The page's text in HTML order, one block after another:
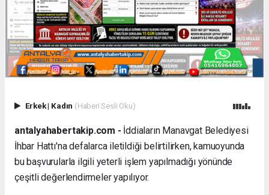
Erkek| Kadın (Haberi Sesli Oku)
antalyahabertakip.com - İddiaların Manavgat Belediyesi
İhbar Hattı'na defalarca iletildiği belirtilirken, kamuoyunda
bu başvurularla ilgili yeterli işlem yapılmadığı yönünde
çeşitli değerlendirmeler yapılıyor.